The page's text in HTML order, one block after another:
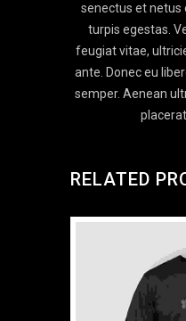
senectus et
turpis egestas.
feugiat vitae,
ante. Donec eu
semper. Aenean
RELATED